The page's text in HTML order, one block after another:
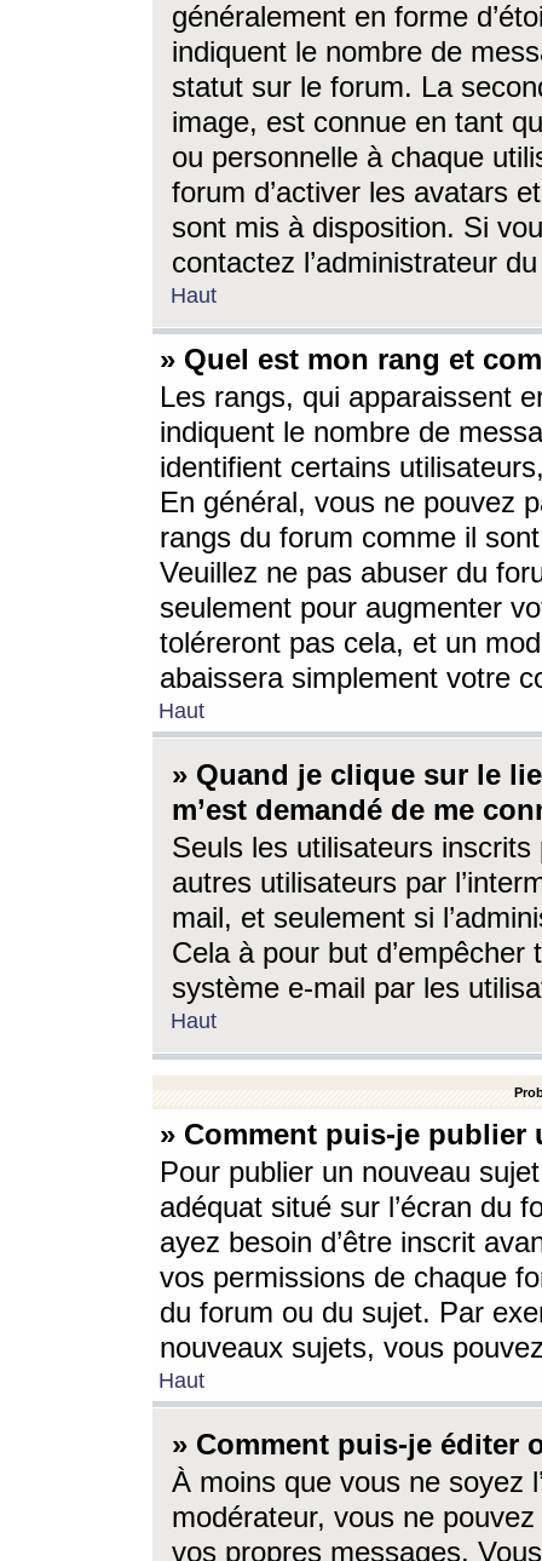
généralement en forme
indiquent le nombre de
statut sur le forum. La
image, est connue en tant
ou personnelle à chaque
forum d’activer les avatars
sont mis à disposition. Si
contactez l’administrateur
Haut
» Quel est mon rang et
Les rangs, qui apparaissent
indiquent le nombre de
identifient certains
En général, vous ne pouvez
rangs du forum comme il
Veuillez ne pas abuser du
seulement pour augmenter
toléreront pas cela, et un
abaissera simplement votre
Haut
» Quand je clique sur le
m’est demandé de me
Seuls les utilisateurs
autres utilisateurs par
mail, et seulement si
Cela à pour but
système e-mail par les
Haut
» Comment puis-je
Pour publier un nouveau
adéquat situé sur l’écran du
ayez besoin d’être inscrit
vos permissions de chaque
du forum ou du sujet. Par
nouveaux sujets, vous
Haut
» Comment puis-je éditer
À moins que vous ne soyez
modérateur, vous ne
vos propres messages.